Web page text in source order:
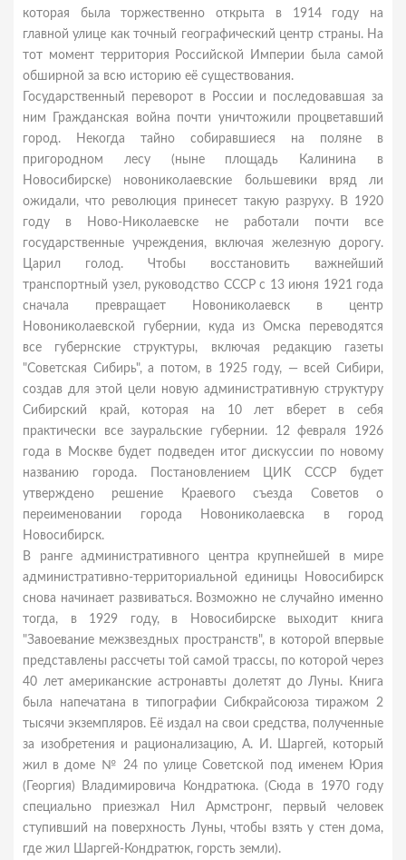
которая была торжественно открыта в 1914 году на
главной улице как точный географический центр страны. На
тот момент территория Российской Империи была самой
обширной за всю историю её существования.
Государственный переворот в России и последовавшая за
ним Гражданская война почти уничтожили процветавший
город. Некогда тайно собиравшиеся на поляне в
пригородном лесу (ныне площадь Калинина в
Новосибирске) новониколаевские большевики вряд ли
ожидали, что революция принесет такую разруху. В 1920
году в Ново-Николаевске не работали почти все
государственные учреждения, включая железную дорогу.
Царил голод. Чтобы восстановить важнейший
транспортный узел, руководство СССР с 13 июня 1921 года
сначала превращает Новониколаевск в центр
Новониколаевской губернии, куда из Омска переводятся
все губернские структуры, включая редакцию газеты
"Советская Сибирь", а потом, в 1925 году, — всей Сибири,
создав для этой цели новую административную структуру
Сибирский край, которая на 10 лет вберет в себя
практически все зауральские губернии. 12 февраля 1926
года в Москве будет подведен итог дискуссии по новому
названию города. Постановлением ЦИК СССР будет
утверждено решение Краевого съезда Советов о
переименовании города Новониколаевска в город
Новосибирск.
В ранге административного центра крупнейшей в мире
административно-территориальной единицы Новосибирск
снова начинает развиваться. Возможно не случайно именно
тогда, в 1929 году, в Новосибирске выходит книга
"Завоевание межзвездных пространств", в которой впервые
представлены рассчеты той самой трассы, по которой через
40 лет американские астронавты долетят до Луны. Книга
была напечатана в типографии Сибкрайсоюза тиражом 2
тысячи экземпляров. Её издал на свои средства, полученные
за изобретения и рационализацию, А. И. Шаргей, который
жил в доме № 24 по улице Советской под именем Юрия
(Георгия) Владимировича Кондратюка. (Сюда в 1970 году
специально приезжал Нил Армстронг, первый человек
ступивший на поверхность Луны, чтобы взять у стен дома,
где жил Шаргей-Кондратюк, горсть земли).